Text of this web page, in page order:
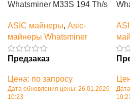
Whatsminer M33S 194 Th/s
ASIC майнеры, Asic-
майнеры Whatsminer
Предзаказ
Цена: по запросу
Дата обновления цены: 26.01.2026
10:23